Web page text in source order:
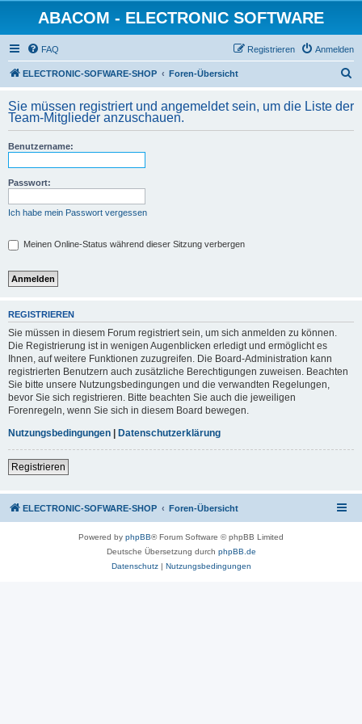
ABACOM - ELECTRONIC SOFTWARE
FAQ Anmelden
Registrieren
ELECTRONIC-SOFWARE-SHOP Foren-Übersicht
h
Sie müssen registriert und angemeldet sein, um die Liste der
Team-Mitglieder anzuschauen.
Benutzername:
Passwort:
Ich habe mein Passwort vergessen
Meinen Online-Status während dieser Sitzung verbergen
REGISTRIEREN
Sie müssen in diesem Forum registriert sein, um sich anmelden zu können.
Die Registrierung ist in wenigen Augenblicken erledigt und ermöglicht es
Ihnen, auf weitere Funktionen zuzugreifen. Die Board-Administration kann
registrierten Benutzern auch zusätzliche Berechtigungen zuweisen. Beachten
Sie bitte unsere Nutzungsbedingungen und die verwandten Regelungen,
bevor Sie sich registrieren. Bitte beachten Sie auch die jeweiligen
Forenregeln, wenn Sie sich in diesem Board bewegen.
Nutzungsbedingungen
Datenschutzerklärung
Registrieren
ELECTRONIC-SOFWARE-SHOP Foren-Übersicht
Powered by phpBB® Forum Software © phpBB Limited
Deutsche Übersetzung durch phpBB.de
Datenschutz| Nutzungsbedingungen